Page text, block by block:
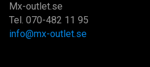
Mx-outlet.se
Tel. 070-482 11 95
info@mx-outlet.se